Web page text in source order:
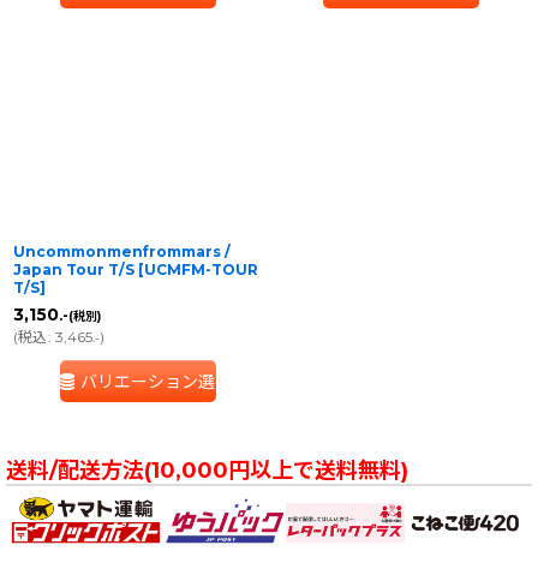
Uncommonmenfrommars /
Japan Tour T/S [UCMFM-TOUR
T/S]
3,150.-(税別)
(税込: 3,465.-)
バリエーション選択
送料/配送方法(10,000円以上で送料無料)